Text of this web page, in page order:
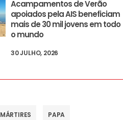
Acampamentos de Verão
apoiados pela AIS beneficiam
mais de 30 mil jovens em todo
o mundo
30 JULHO, 2026
MÁRTIRES PAPA